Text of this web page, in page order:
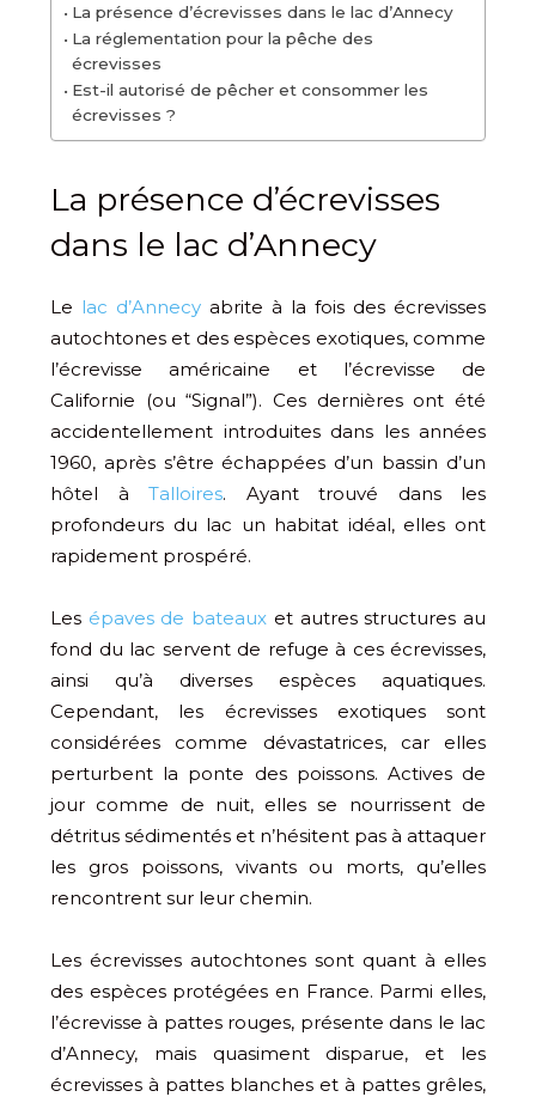
La présence d’écrevisses dans le lac d’Annecy
La réglementation pour la pêche des
écrevisses
Est-il autorisé de pêcher et consommer les
écrevisses ?
La présence d’écrevisses
dans le lac d’Annecy
Le lac d’Annecy abrite à la fois des écrevisses
autochtones et des espèces exotiques, comme
l’écrevisse américaine et l’écrevisse de
Californie (ou “Signal”). Ces dernières ont été
accidentellement introduites dans les années
1960, après s’être échappées d’un bassin d’un
hôtel à Talloires. Ayant trouvé dans les
profondeurs du lac un habitat idéal, elles ont
rapidement prospéré.
Les épaves de bateaux et autres structures au
fond du lac servent de refuge à ces écrevisses,
ainsi qu’à diverses espèces aquatiques.
Cependant, les écrevisses exotiques sont
considérées comme dévastatrices, car elles
perturbent la ponte des poissons. Actives de
jour comme de nuit, elles se nourrissent de
détritus sédimentés et n’hésitent pas à attaquer
les gros poissons, vivants ou morts, qu’elles
rencontrent sur leur chemin.
Les écrevisses autochtones sont quant à elles
des espèces protégées en France. Parmi elles,
l’écrevisse à pattes rouges, présente dans le lac
d’Annecy, mais quasiment disparue, et les
écrevisses à pattes blanches et à pattes grêles,